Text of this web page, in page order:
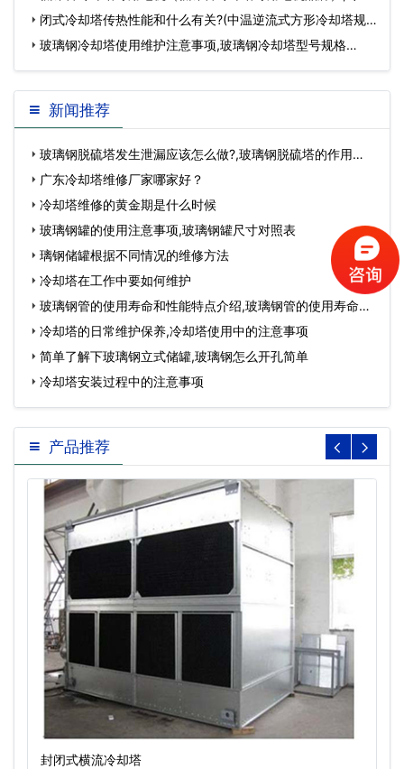
塔噪音污染…
闭式冷却塔传热性能和什么有关?(中温逆流式方形冷却塔规
格)…
玻璃钢冷却塔使用维护注意事项,玻璃钢冷却塔型号规格…
新闻推荐
玻璃钢脱硫塔发生泄漏应该怎么做?,玻璃钢脱硫塔的作用…
广东冷却塔维修厂家哪家好？
冷却塔维修的黄金期是什么时候
玻璃钢罐的使用注意事项,玻璃钢罐尺寸对照表
璃钢储罐根据不同情况的维修方法
冷却塔在工作中要如何维护
玻璃钢管的使用寿命和性能特点介绍,玻璃钢管的使用寿命…
冷却塔的日常维护保养,冷却塔使用中的注意事项
简单了解下玻璃钢立式储罐,玻璃钢怎么开孔简单
冷却塔安装过程中的注意事项
产品推荐
封闭式横流冷却塔